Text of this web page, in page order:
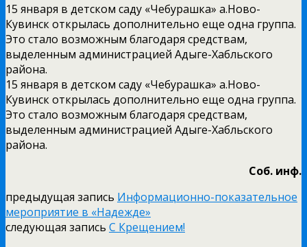
15 января в детском саду «Чебурашка» а.Ново-
Кувинск открылась дополнительно еще одна группа.
Это стало возможным благодаря средствам,
выделенным администрацией Адыге-Хабльского
района.
15 января в детском саду «Чебурашка» а.Ново-
Кувинск открылась дополнительно еще одна группа.
Это стало возможным благодаря средствам,
выделенным администрацией Адыге-Хабльского
района.
Соб. инф.
предыдущая запись Информационно-показательное
мероприятие в «Надежде»
следующая запись С Крещением!